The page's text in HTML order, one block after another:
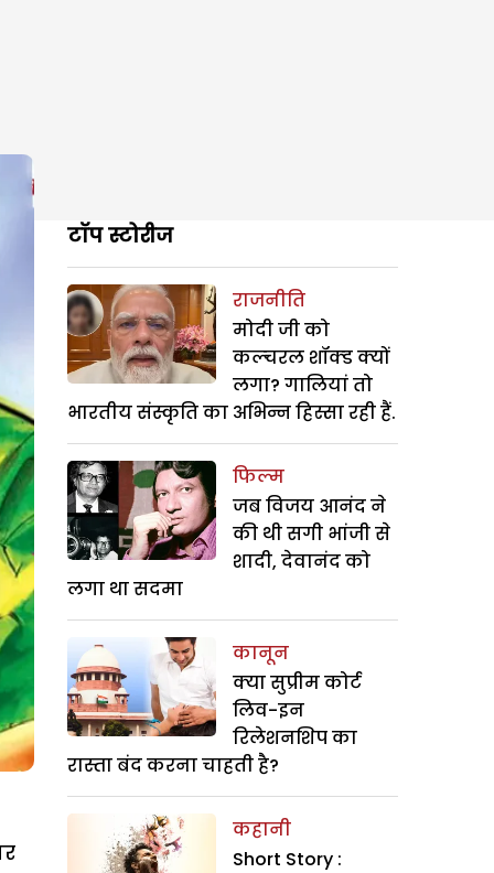
टॉप स्टोरीज
राजनीति
मोदी जी को
कल्चरल शॉक्ड क्यों
लगा? गालियां तो
भारतीय संस्कृति का अभिन्न हिस्सा रही हैं.
फिल्म
जब विजय आनंद ने
की थी सगी भांजी से
शादी, देवानंद को
लगा था सदमा
कानून
क्या सुप्रीम कोर्ट
लिव-इन
रिलेशनशिप का
रास्ता बंद करना चाहती है?
कहानी
Short Story :